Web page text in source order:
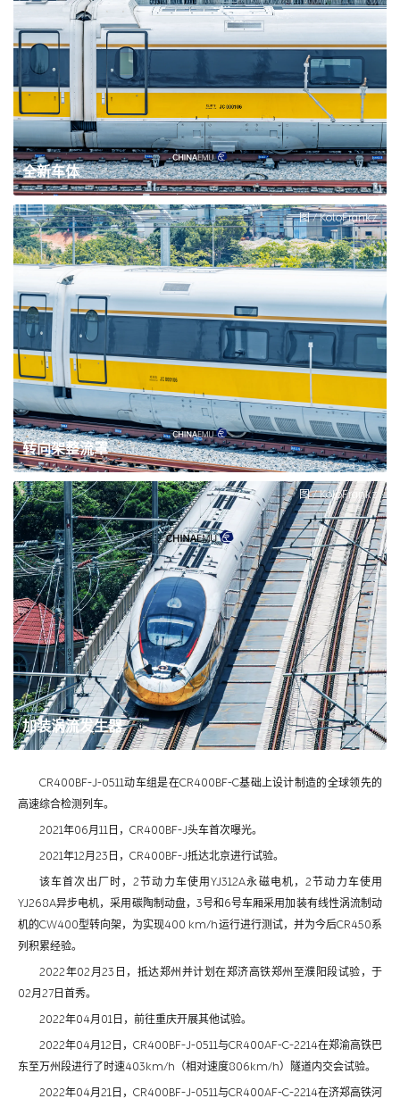
全新车体
转向架整流罩
图 / KoloFrankz
加装涡流发生器
图 / KoloFrankz
CR400BF-J-0511动车组是在CR400BF-C基础上设计制造的全球领先的
高速综合检测列车。
2021年06月11日，CR400BF-J头车首次曝光。
2021年12月23日，CR400BF-J抵达北京进行试验。
该车首次出厂时，2节动力车使用YJ312A永磁电机，2节动力车使用
YJ268A异步电机，采用碳陶制动盘，3号和6号车厢采用加装有线性涡流制动
机的CW400型转向架，为实现400 km/h运行进行测试，并为今后CR450系
列积累经验。
2022年02月23日，抵达郑州并计划在郑济高铁郑州至濮阳段试验，于
02月27日首秀。
2022年04月01日，前往重庆开展其他试验。
2022年04月12日，CR400BF-J-0511与CR400AF-C-2214在郑渝高铁巴
东至万州段进行了时速403km/h（相对速度806km/h）隧道内交会试验。
2022年04月21日，CR400BF-J-0511与CR400AF-C-2214在济郑高铁河